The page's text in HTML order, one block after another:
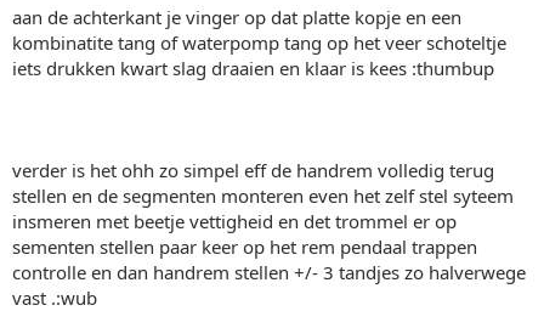
aan de achterkant je vinger op dat platte kopje en een
kombinatite tang of waterpomp tang op het veer schoteltje
iets drukken kwart slag draaien en klaar is kees :thumbup
verder is het ohh zo simpel eff de handrem volledig terug
stellen en de segmenten monteren even het zelf stel syteem
insmeren met beetje vettigheid en det trommel er op
sementen stellen paar keer op het rem pendaal trappen
controlle en dan handrem stellen +/- 3 tandjes zo halverwege
vast .:wub